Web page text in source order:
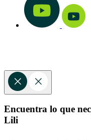
Encuentra lo que
Lili